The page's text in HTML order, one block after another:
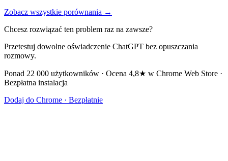
Zobacz wszystkie porównania →
Chcesz rozwiązać ten problem raz na zawsze?
Przetestuj dowolne oświadczenie ChatGPT bez opuszczania
rozmowy.
Ponad 22 000 użytkowników · Ocena 4,8★ w Chrome Web Store ·
Bezpłatna instalacja
Dodaj do Chrome · Bezpłatnie